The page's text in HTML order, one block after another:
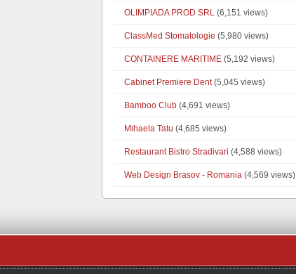
OLIMPIADA PROD SRL (6,151 views)
ClassMed Stomatologie (5,980 views)
CONTAINERE MARITIME (5,192 views)
Cabinet Premiere Dent(5,045 views)
Bamboo Club (4,691 views)
Mihaela Tatu (4,685 views)
Restaurant Bistro Stradivari (4,588 views)
Web Design Brasov - Romania (4,569 views)